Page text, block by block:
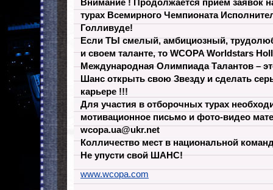
Внимание ! Продолжается прием заявок
турах Всемирного Чемпионата
Голливуде!
Если ТЫ смелый, амбициозный,
и своем таланте, то WCOPA Worldstars
Международная Олимпиада Талантов –
Шанс открыть свою Звезду и сделать
карьере !!!
Для участия в отборочных турах
мотивационное письмо и фото-видео
wcopa.ua@ukr.net
Колличество мест в национальной
Не упусти свой ШАНС!
www.wcopa.com